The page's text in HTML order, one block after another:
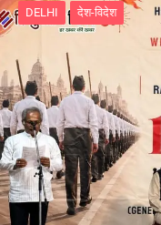
DELHI देश-विदेश